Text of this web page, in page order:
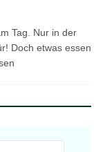
Tag. Nur in der
Doch etwas essen